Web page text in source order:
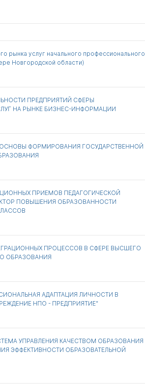
рынка услуг начального профессионального
Новгородской области)
ПРЕДПРИЯТИЙ СФЕРЫ
НА РЫНКЕ БИЗНЕС-ИНФОРМАЦИИ
ФОРМИРОВАНИЯ ГОСУДАРСТВЕННОЙ
ПРИЕМОВ ПЕДАГОГИЧЕСКОЙ
ПОВЫШЕНИЯ ОБРАЗОВАННОСТИ
ПРОЦЕССОВ В СФЕРЕ ВЫСШЕГО
ОБРАЗОВАНИЯ
АДАПТАЦИЯ ЛИЧНОСТИ В
НПО - ПРЕДПРИЯТИЕ"
УПРАВЛЕНИЯ КАЧЕСТВОМ ОБРАЗОВАНИЯ
ЭФФЕКТИВНОСТИ ОБРАЗОВАТЕЛЬНОЙ